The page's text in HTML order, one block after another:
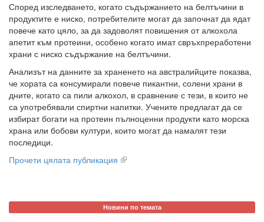
Според изследването, когато съдържанието на белтъчини в
продуктите е ниско, потребителите могат да започнат да ядат
повече като цяло, за да задоволят повишения от алкохола
апетит към протеини, особено когато имат свръхпреработени
храни с ниско съдържание на белтъчини.
Анализът на данните за храненето на австралийците показва,
че хората са консумирали повече пикантни, солени храни в
дните, когато са пили алкохол, в сравнение с тези, в които не
са употребявали спиртни напитки. Учените предлагат да се
избират богати на протеин пълноценни продукти като морска
храна или бобови култури, които могат да намалят тези
последици.
Прочети цялата публикация
Новини по темата